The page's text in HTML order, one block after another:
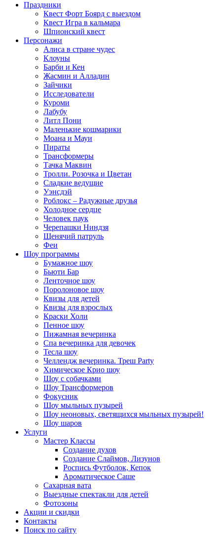
Праздники
Квест Форт Боярд с выездом
Квест Игра в кальмара
Шпионский квест
Персонажи
Алиса в стране чудес
Клоуны
Барби и Кен
Жасмин и Алладин
Зайчики
Исследователи
Куроми
Лабубу
Литл Пони
Маленькие кошмарики
Моана и Мауи
Пираты
Трансформеры
Тачка Маквин
Тролли. Розочка и Цветан
Сладкие ведущие
Уэнсдэй
Роблокс – Радужные друзья
Холодное сердце
Человек паук
Черепашки Ниндзя
Щенячий патруль
Феи
Шоу программы
Бумажное шоу
Бьюти Бар
Ленточное шоу
Поролоновое шоу
Квизы для детей
Квизы для взрослых
Краски Холи
Пенное шоу
Пижамная вечеринка
Спа вечеринка для девочек
Тесла шоу
Челлендж вечеринка. Треш Party
Химическое Крио шоу
Шоу с собачками
Шоу Трансформеров
Фокусник
Шоу мыльных пузырей
Шоу неоновых, светящихся мыльных пузырей!
Шоу шаров
Услуги
Мастер Классы
Создание духов
Создание Слаймов, Лизунов
Роспись Футболок, Кепок
Ароматическое Саше
Сахарная вата
Выездные спектакли для детей
Фотозоны
Акции и скидки
Контакты
Поиск по сайту